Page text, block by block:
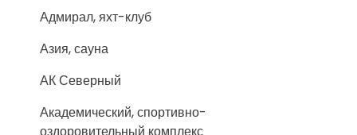
Адмирал, яхт-клуб
Азия, сауна
АК Северный
Академический, спортивно-